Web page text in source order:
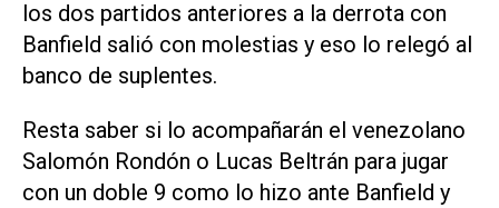
los dos partidos anteriores a la derrota con
Banfield salió con molestias y eso lo relegó al
banco de suplentes.
Resta saber si lo acompañarán el venezolano
Salomón Rondón o Lucas Beltrán para jugar
con un doble 9 como lo hizo ante Banfield y